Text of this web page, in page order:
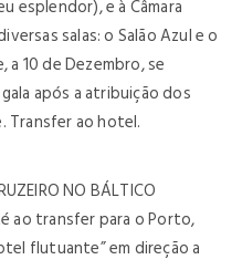
esplendor), e à Câmara
salas: o Salão Azul e o
10 de Dezembro, se
após a atribuição dos
Transfer ao hotel.
NO BÁLTICO
ao transfer para o Porto,
flutuante” em direção a